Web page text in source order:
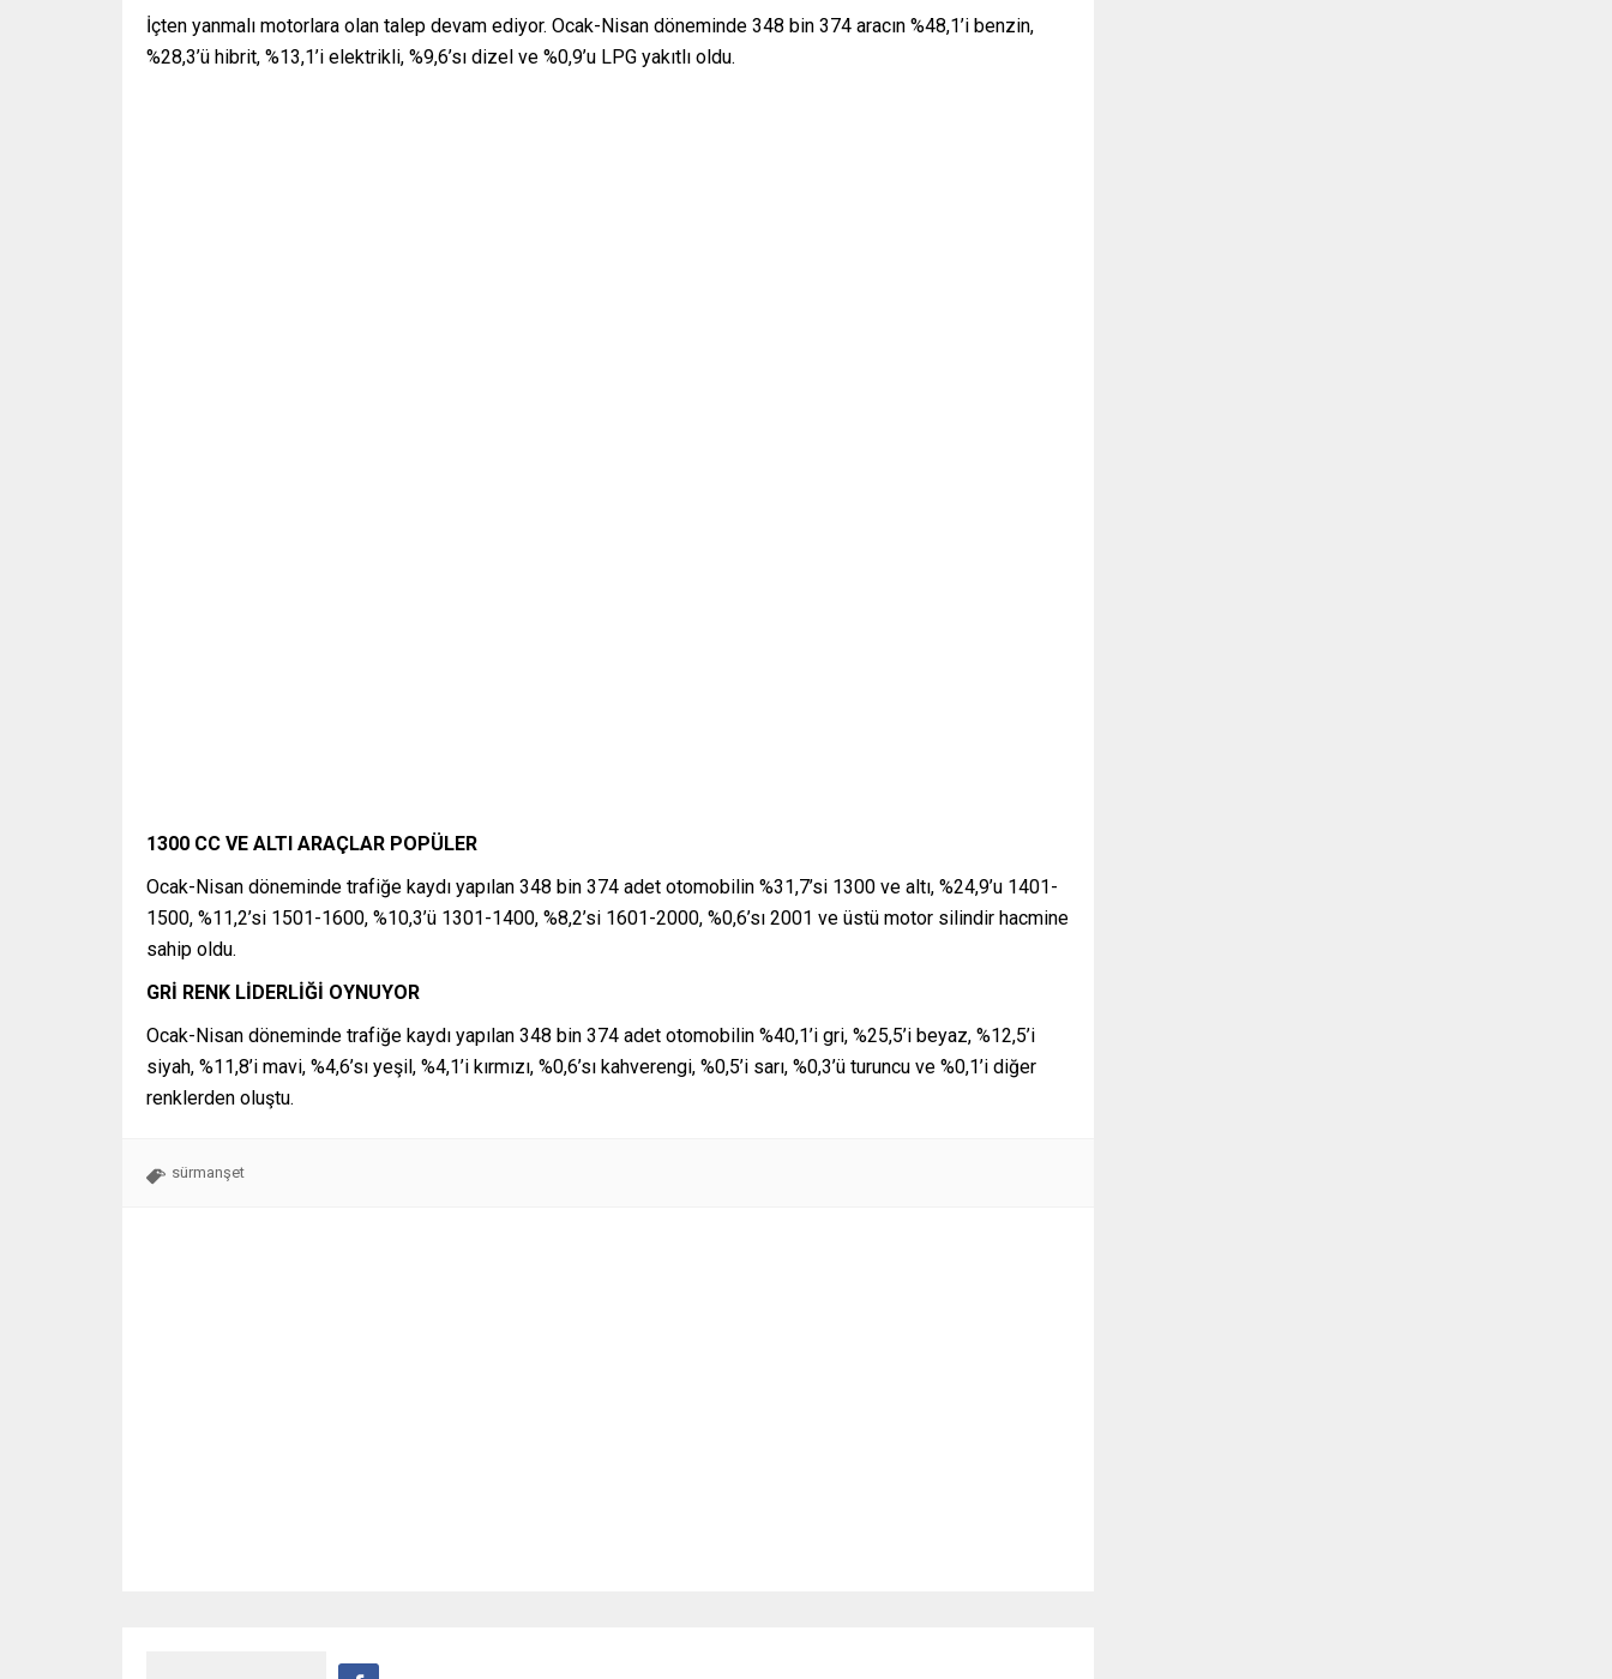
İçten yanmalı motorlara olan talep devam ediyor. Ocak-Nisan döneminde 348 bin 374 aracın %48,1’i benzin,
%28,3’ü hibrit, %13,1’i elektrikli, %9,6’sı dizel ve %0,9’u LPG yakıtlı oldu.
1300 CC VE ALTI ARAÇLAR POPÜLER
Ocak-Nisan döneminde trafiğe kaydı yapılan 348 bin 374 adet otomobilin %31,7’si 1300 ve altı, %24,9’u 1401-
1500, %11,2’si 1501-1600, %10,3’ü 1301-1400, %8,2’si 1601-2000, %0,6’sı 2001 ve üstü motor silindir hacmine
sahip oldu.
GRİ RENK LİDERLİĞİ OYNUYOR
Ocak-Nisan döneminde trafiğe kaydı yapılan 348 bin 374 adet otomobilin %40,1’i gri, %25,5’i beyaz, %12,5’i
siyah, %11,8’i mavi, %4,6’sı yeşil, %4,1’i kırmızı, %0,6’sı kahverengi, %0,5’i sarı, %0,3’ü turuncu ve %0,1’i diğer
renklerden oluştu.
sürmanşet